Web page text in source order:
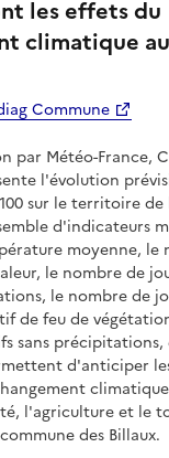
les effets du
climatique
Commune
par Météo-France,
l'évolution
sur le territoire
d'indicateurs
moyenne, le
le nombre de
le nombre de
de feu de
sans précipitations,
d'anticiper
climatique
l'agriculture et le
des Billaux.